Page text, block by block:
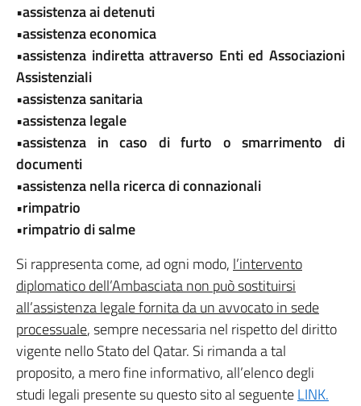
•assistenza ai detenuti
•assistenza economica
•assistenza indiretta attraverso Enti ed Associazioni
Assistenziali
•assistenza sanitaria
•assistenza legale
•assistenza in caso di furto o smarrimento di
documenti
•assistenza nella ricerca di connazionali
•rimpatrio
•rimpatrio di salme
Si rappresenta come, ad ogni modo, l’intervento
diplomatico dell’Ambasciata non può sostituirsi
all’assistenza legale fornita da un avvocato in sede
processuale, sempre necessaria nel rispetto del diritto
vigente nello Stato del Qatar. Si rimanda a tal
proposito, a mero fine informativo, all’elenco degli
studi legali presente su questo sito al seguenteLINK.